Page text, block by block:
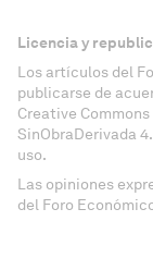
Licencia y
Los artículos del
publicarse de
Creative
SinObraDerivada
uso.
Las opiniones
del Foro